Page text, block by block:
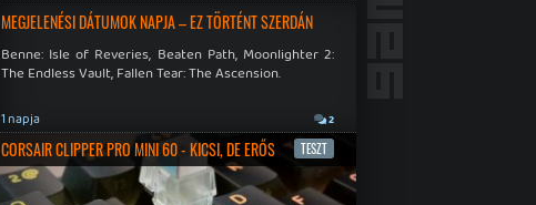
MEGJELENÉSI DÁTUMOK NAPJA – EZ TÖRTÉNT SZERDÁN
Benne: Isle of Reveries, Beaten Path, Moonlighter 2:
The Endless Vault, Fallen Tear: The Ascension.
1 napja 2
CORSAIR CLIPPER PRO MINI 60 - KICSI, DE ERŐS TESZT